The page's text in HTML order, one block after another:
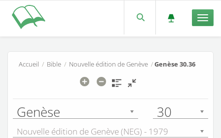
Accueil / Bible / Nouvelle édition de Genève /Genèse 30.36
Genèse 30
Nouvelle édition de Genève (NEG) - 1979